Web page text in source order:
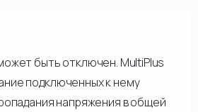
быть отключен. MultiPlus
подключенных к нему
напряжения в общей